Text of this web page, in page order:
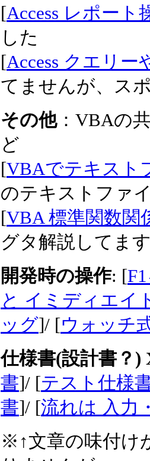
[Access レポート
した
[Access クエリー
てませんが、ス
その他：VBAの
ど
[VBAでテキスト
のテキストファ
[VBA 標準関数関
グタ解説してま
開発時の操作: [
と イミディエイ
ッグ]/ [ウォッチ
仕様書(設計書？)
書]/ [テスト仕様
書]/ [流れは 入力
※↑文章の味付け